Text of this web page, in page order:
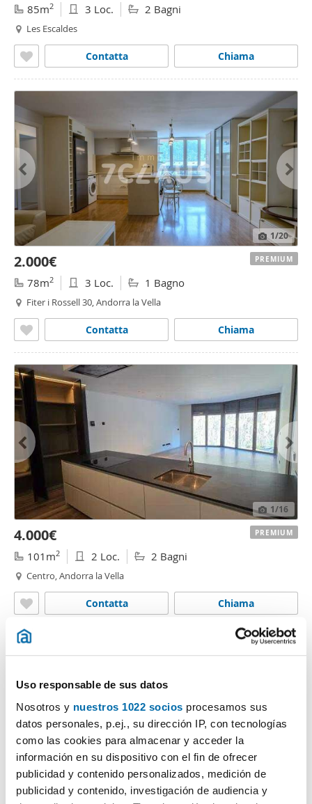
Uso responsable de sus datos
Nosotros y nuestros 1022 socios procesamos sus
datos personales, p.ej., su dirección IP, con tecnologías
como las cookies para almacenar y acceder la
información en su dispositivo con el fin de ofrecer
publicidad y contenido personalizados, medición de
publicidad y contenido, investigación de audiencia y
85m2 3 Loc. 2 Bagni
Les Escaldes
Chiama
Contatta
1/20
2.000€
78m2 3 Loc. 1 Bagno
Fiter i Rossell 30, Andorra la Vella
Chiama
Contatta
PREMIUM
1/16
4.000€
101m2 2 Loc. 2 Bagni
Centro, Andorra la Vella
Chiama
Contatta
PREMIUM